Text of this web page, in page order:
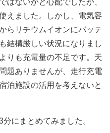
はないかと心配でしたが、
えました。しかし、電気容
らリチウムイオンにバッテ
結構厳しい状況になりまし
りも充電量の不足です。天
題ありませんが、走行充電
泊施設の活用を考えないと
にまとめてみました。